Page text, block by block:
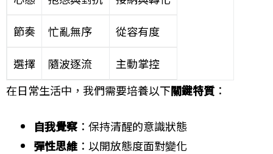
節奏 忙亂無序 從容有度
選擇 隨波逐流
主動掌控
在日常生活中，我們需要培養以下關鍵特質 ：
自我覺察：保持清醒的意識狀態
彈性思維 ：以開放態度面對變化